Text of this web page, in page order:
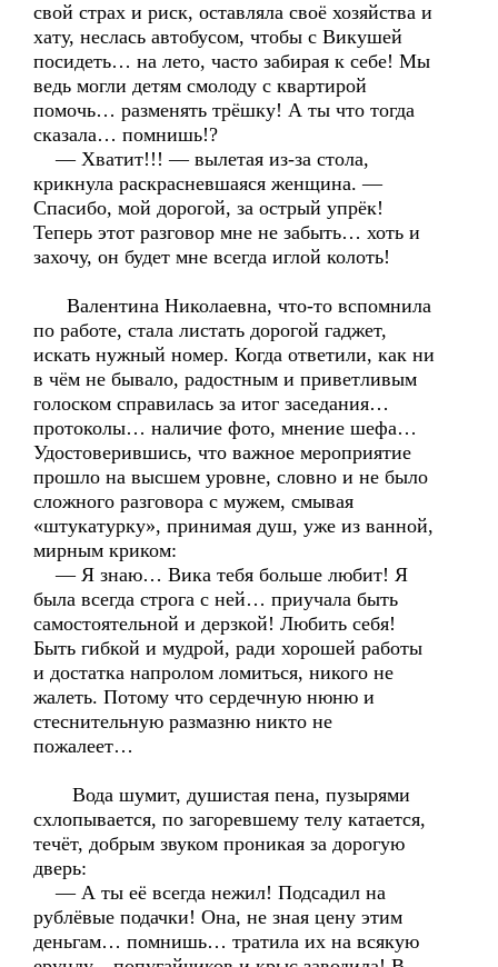
свой страх и риск, оставляла своё хозяйства и
хату, неслась автобусом, чтобы с Викушей
посидеть… на лето, часто забирая к себе! Мы
ведь могли детям смолоду с квартирой
помочь… разменять трёшку! А ты что тогда
сказала… помнишь!?
— Хватит!!! — вылетая из-за стола,
крикнула раскрасневшаяся женщина. —
Спасибо, мой дорогой, за острый упрёк!
Теперь этот разговор мне не забыть… хоть и
захочу, он будет мне всегда иглой колоть!
Валентина Николаевна, что-то вспомнила
по работе, стала листать дорогой гаджет,
искать нужный номер. Когда ответили, как ни
в чём не бывало, радостным и приветливым
голоском справилась за итог заседания…
протоколы… наличие фото, мнение шефа…
Удостоверившись, что важное мероприятие
прошло на высшем уровне, словно и не было
сложного разговора с мужем, смывая
«штукатурку», принимая душ, уже из ванной,
мирным криком:
— Я знаю… Вика тебя больше любит! Я
была всегда строга с ней… приучала быть
самостоятельной и дерзкой! Любить себя!
Быть гибкой и мудрой, ради хорошей работы
и достатка напролом ломиться, никого не
жалеть. Потому что сердечную нюню и
стеснительную размазню никто не
пожалеет…
Вода шумит, душистая пена, пузырями
схлопывается, по загоревшему телу катается,
течёт, добрым звуком проникая за дорогую
дверь:
— А ты её всегда нежил! Подсадил на
рублёвые подачки! Она, не зная цену этим
деньгам… помнишь… тратила их на всякую